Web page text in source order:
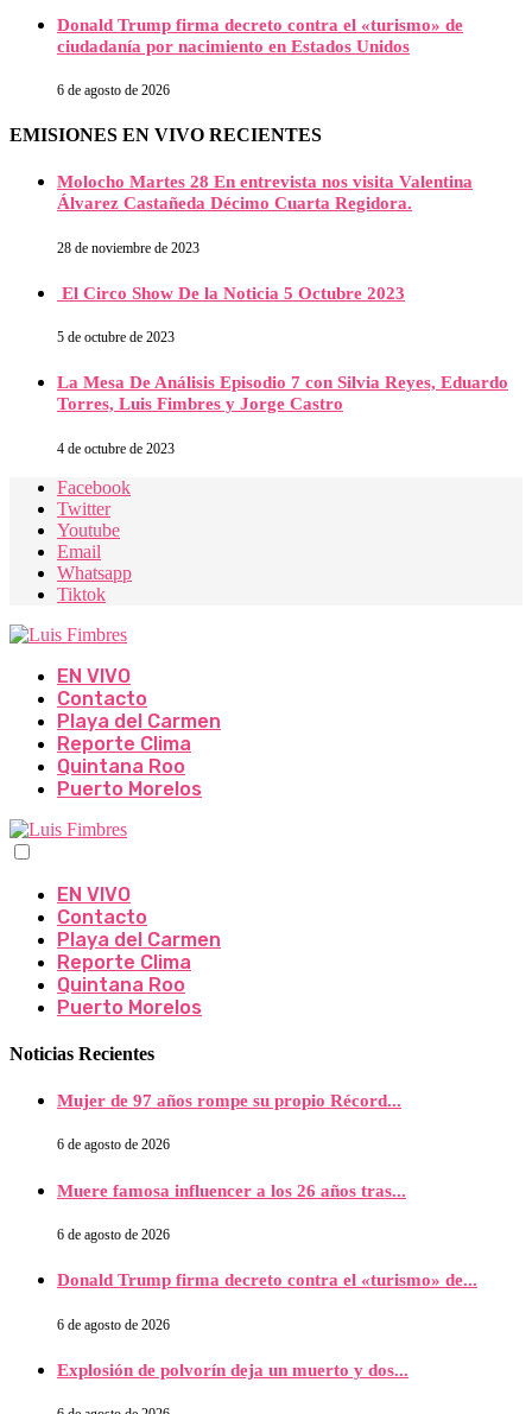
Donald Trump firma decreto contra el «turismo» de
ciudadanía por nacimiento en Estados Unidos
6 de agosto de 2026
EMISIONES EN VIVO RECIENTES
Molocho Martes 28 En entrevista nos visita Valentina
Álvarez Castañeda Décimo Cuarta Regidora.
28 de noviembre de 2023
El Circo Show De la Noticia 5 Octubre 2023
5 de octubre de 2023
La Mesa De Análisis Episodio 7 con Silvia Reyes, Eduardo
Torres, Luis Fimbres y Jorge Castro
4 de octubre de 2023
Facebook
Twitter
Youtube
Email
Whatsapp
Tiktok
EN VIVO
Contacto
Playa del Carmen
Reporte Clima
Quintana Roo
Puerto Morelos
EN VIVO
Contacto
Playa del Carmen
Reporte Clima
Quintana Roo
Puerto Morelos
Noticias Recientes
Mujer de 97 años rompe su propio Récord...
6 de agosto de 2026
Muere famosa influencer a los 26 años tras...
6 de agosto de 2026
Donald Trump firma decreto contra el «turismo» de...
6 de agosto de 2026
Explosión de polvorín deja un muerto y dos...